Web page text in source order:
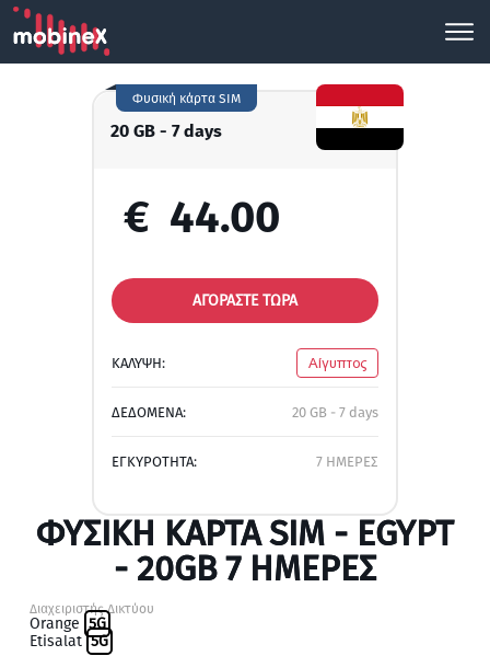
20 GB - 7 days
Φυσική κάρτα SIM
€ 44.00
ΑΓΟΡΑΣΤΕ ΤΩΡΑ
ΚΑΛΥΨΗ: Αίγυπτος
ΔΕΔΟΜΕΝΑ: 20 GB - 7 days
ΕΓΚΥΡΟΤΗΤΑ: 7 ΗΜΕΡΕΣ
ΦΥΣΙΚΉ ΚΆΡΤΑ SIM - EGYPT
- 20GB 7 ΗΜΕΡΕΣ
Διαχειριστής Δικτύου
Orange 5G
Etisalat 5G